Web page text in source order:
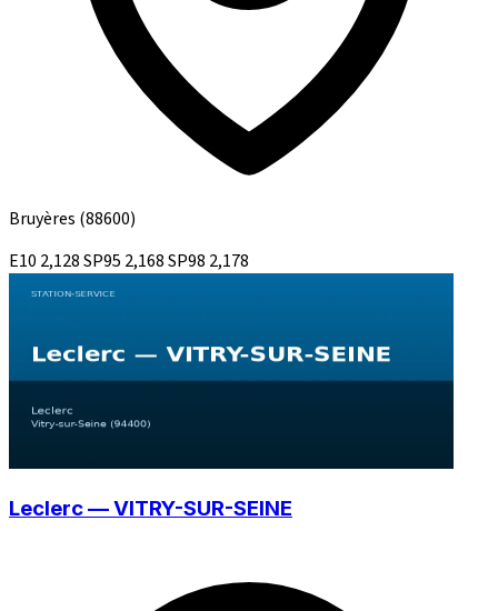
Bruyères (88600)
E10 2,128SP95 2,168SP98 2,178
Leclerc — VITRY-SUR-SEINE